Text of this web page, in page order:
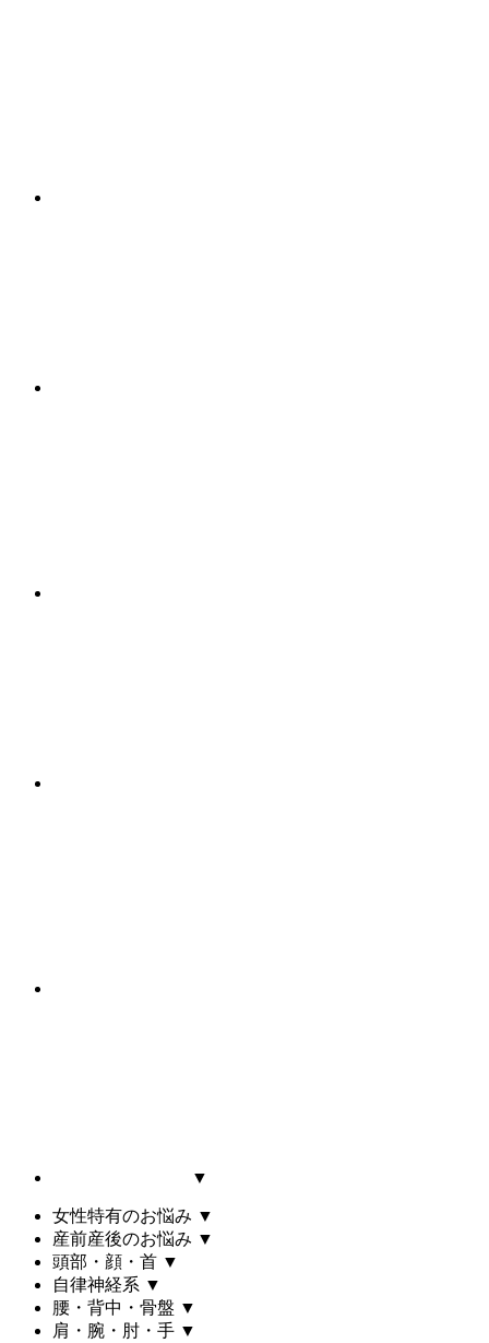
▼
女性特有のお悩み ▼
産前産後のお悩み ▼
頭部・顔・首 ▼
自律神経系 ▼
腰・背中・骨盤 ▼
肩・腕・肘・手 ▼